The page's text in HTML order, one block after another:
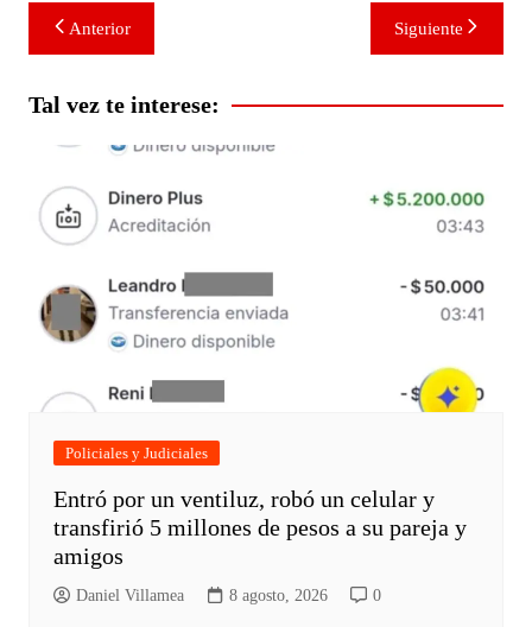
Navegación
de
entradas
Anterior Siguiente
Tal vez te interese:
Policiales y Judiciales
Entró por un ventiluz, robó un celular y
transfirió 5 millones de pesos a su pareja y
amigos
Daniel Villamea 8 agosto, 2026 0